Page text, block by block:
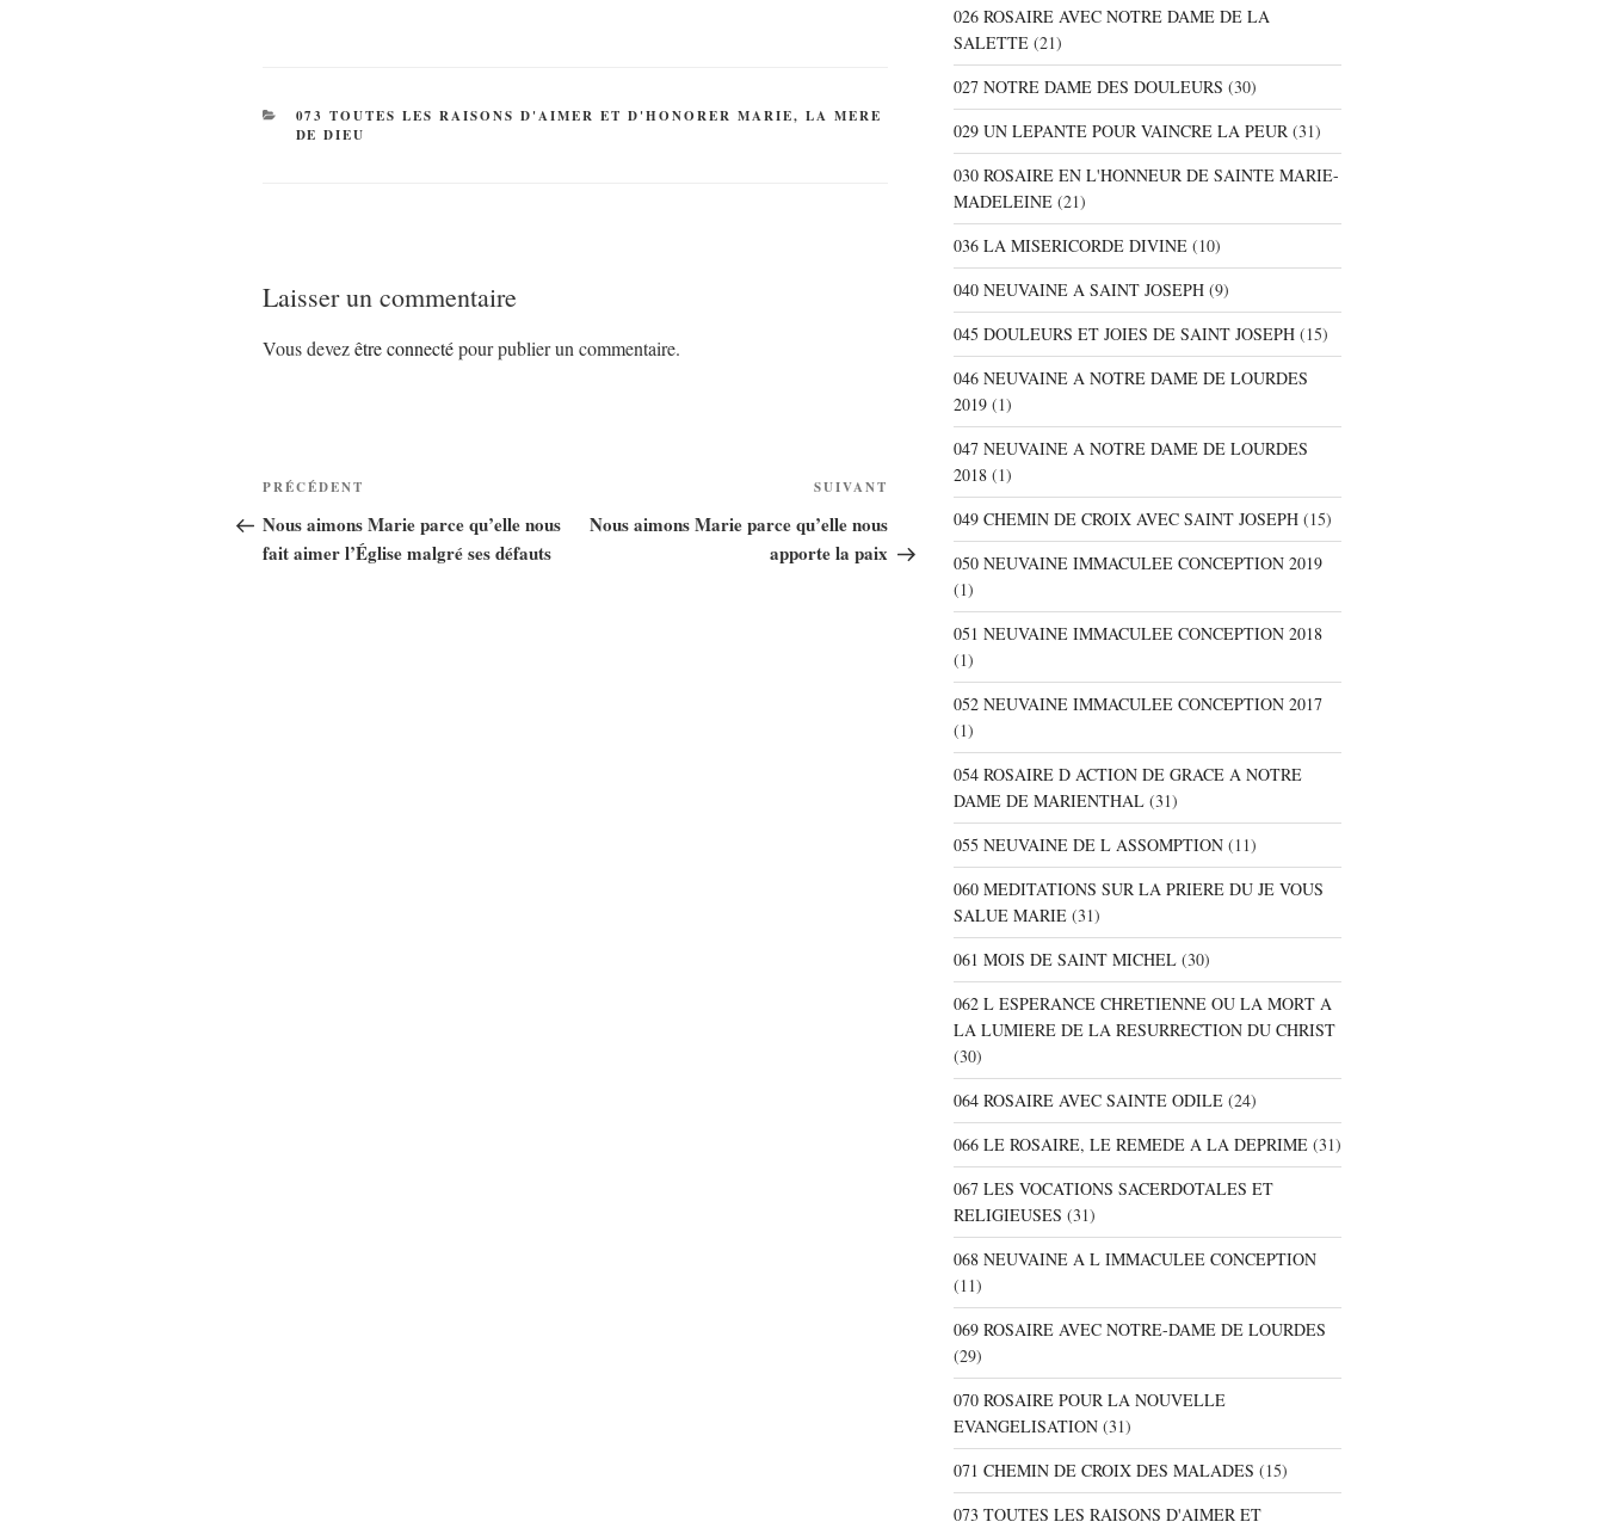
CATÉGORIES
073 TOUTES LES RAISONS D'AIMER ET D'HONORER MARIE, LA MERE
DE DIEU
Laisser un commentaire
Vous devezêtre connectépour publier un commentaire.
Navigation
de
l’article
Article
précédent
PRÉCÉDENT
Nous aimons Marie parce qu’elle nous
fait aimer l’Église malgré ses défauts
SUIVANT
Nous aimons Marie parce qu’elle nous
apporte la paix
026 ROSAIRE AVEC NOTRE DAME DE LA
SALETTE(21)
027 NOTRE DAME DES DOULEURS (30)
029 UN LEPANTE POUR VAINCRE LA PEUR(31)
030 ROSAIRE EN L'HONNEUR DE SAINTE MARIE-
MADELEINE(21)
036 LA MISERICORDE DIVINE(10)
040 NEUVAINE A SAINT JOSEPH(9)
045 DOULEURS ET JOIES DE SAINT JOSEPH(15)
046 NEUVAINE A NOTRE DAME DE LOURDES
2019(1)
047 NEUVAINE A NOTRE DAME DE LOURDES
2018(1)
049 CHEMIN DE CROIX AVEC SAINT JOSEPH(15)
050 NEUVAINE IMMACULEE CONCEPTION 2019
(1)
051 NEUVAINE IMMACULEE CONCEPTION 2018
(1)
052 NEUVAINE IMMACULEE CONCEPTION 2017
(1)
054 ROSAIRE D ACTION DE GRACE A NOTRE
DAME DE MARIENTHAL(31)
055 NEUVAINE DE L ASSOMPTION(11)
060 MEDITATIONS SUR LA PRIERE DU JE VOUS
SALUE MARIE(31)
061 MOIS DE SAINT MICHEL(30)
062 L ESPERANCE CHRETIENNE OU LA MORT A
LA LUMIERE DE LA RESURRECTION DU CHRIST
(30)
064 ROSAIRE AVEC SAINTE ODILE(24)
066 LE ROSAIRE, LE REMEDE A LA DEPRIME(31)
067 LES VOCATIONS SACERDOTALES ET
RELIGIEUSES (31)
068 NEUVAINE A L IMMACULEE CONCEPTION
(11)
069 ROSAIRE AVEC NOTRE-DAME DE LOURDES
(29)
070 ROSAIRE POUR LA NOUVELLE
EVANGELISATION(31)
071 CHEMIN DE CROIX DES MALADES (15)
073 TOUTES LES RAISONS D'AIMER ET